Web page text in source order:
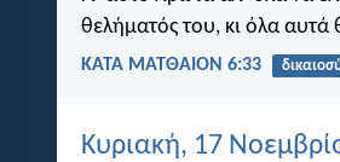
θελήματός του, κι όλα
ΚΑΤΑ ΜΑΤΘΑΙΟΝ 6:33
Κυριακή, 17